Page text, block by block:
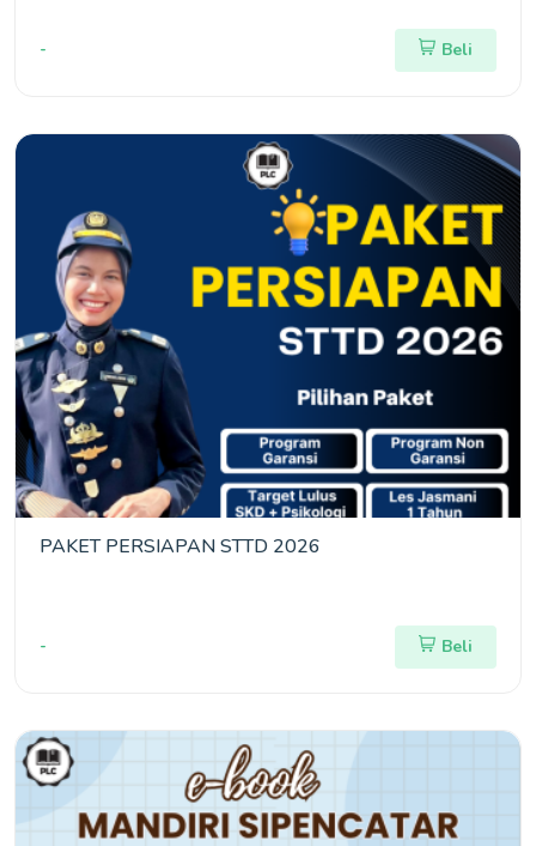
- Beli
PAKET PERSIAPAN STTD 2026
- Beli